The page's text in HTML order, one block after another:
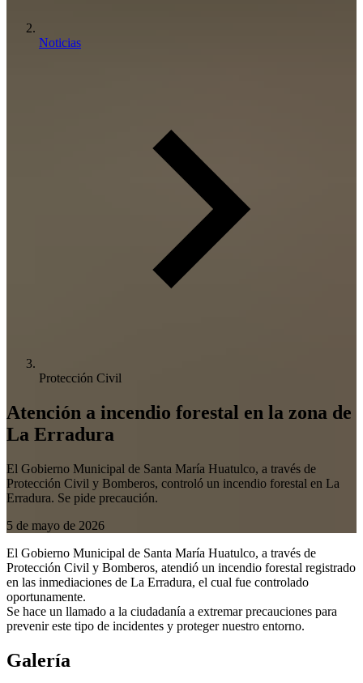
Noticias
Protección Civil
Atención a incendio forestal en la zona de
La Erradura
El Gobierno Municipal de Santa María Huatulco, a través de
Protección Civil y Bomberos, controló un incendio forestal en La
Erradura. Se pide precaución.
5 de mayo de 2026
El Gobierno Municipal de Santa María Huatulco, a través de
Protección Civil y Bomberos, atendió un incendio forestal registrado
en las inmediaciones de La Erradura, el cual fue controlado
oportunamente.
Se hace un llamado a la ciudadanía a extremar precauciones para
prevenir este tipo de incidentes y proteger nuestro entorno.
Galería